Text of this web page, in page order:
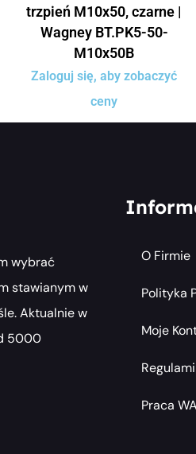
trzpień M10x50, czarne |
Wagney BT.PK5-50-
M10x50B
Zaloguj się, aby zobaczyć
ceny
wybrać
stawianym w
Aktualnie w
5000
O Firmie
Polityka
Moje
Praca